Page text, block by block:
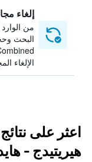
إلغاء
من
البحث
الإلغاء
اعثر على
هيريتيدج -